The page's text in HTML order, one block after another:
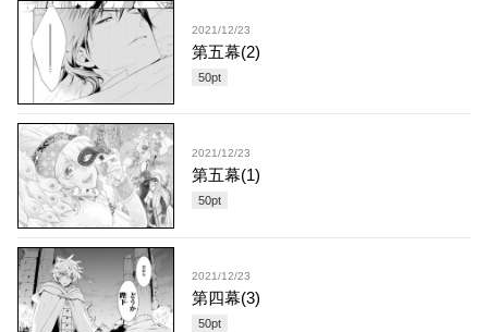
2021/12/23
第五幕(2)
50pt
2021/12/23
第五幕(1)
50pt
2021/12/23
第四幕(3)
50pt